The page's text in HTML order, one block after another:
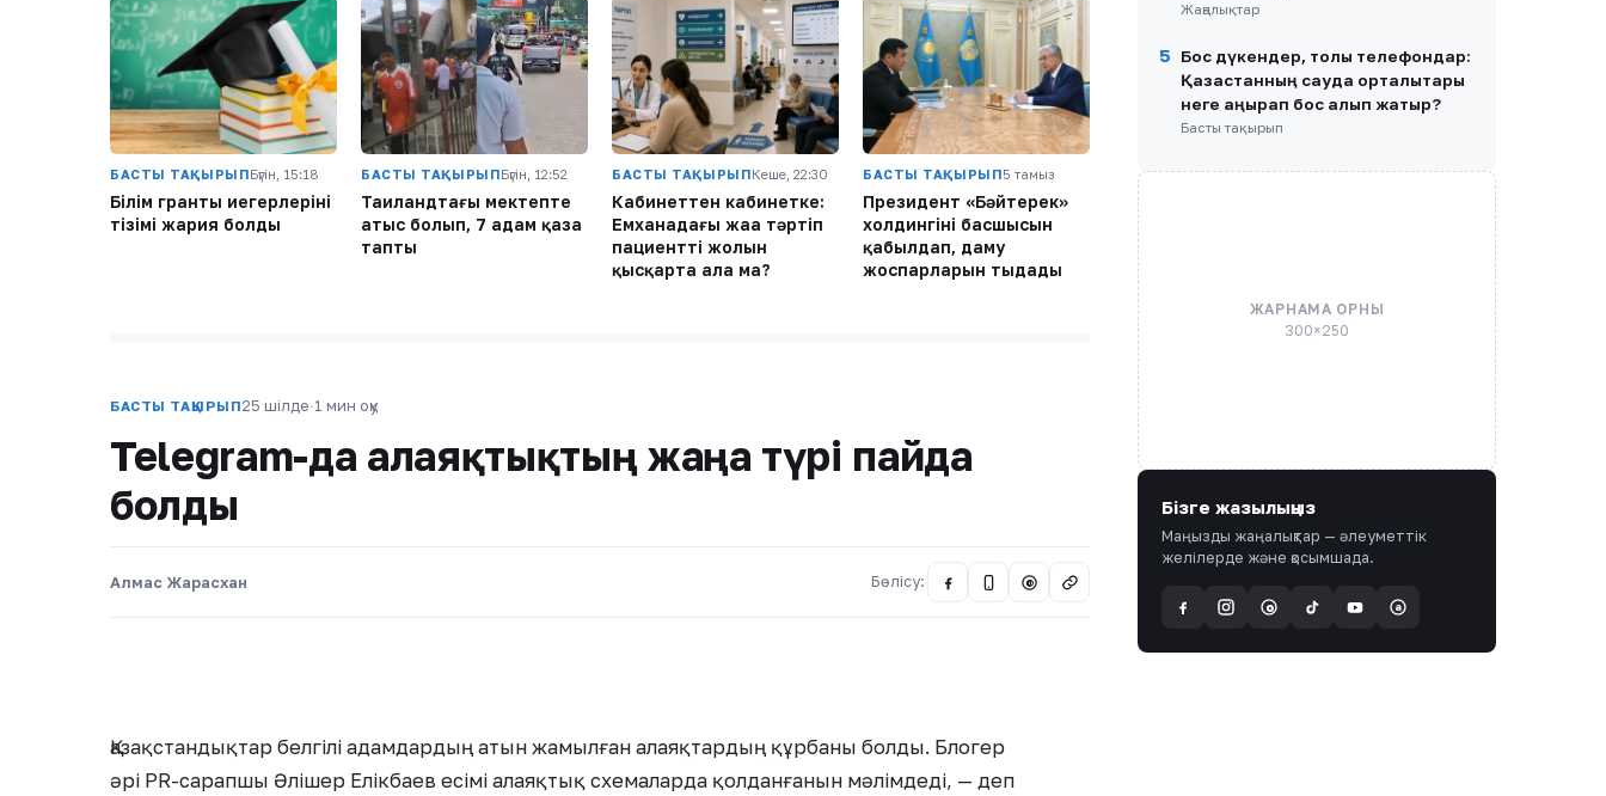
БАСТЫ ТАҚЫРЫПБүгін, 15:18
Білім гранты иегерлерінің
тізімі жария болды
БАСТЫ ТАҚЫРЫПБүгін, 12:52
Таиландтағы мектепте
атыс болып, 7 адам қаза
тапты
БАСТЫ ТАҚЫРЫПКеше, 22:30
Кабинеттен кабинетке:
Емханадағы жаңа тәртіп
пациенттің жолын
қысқарта ала ма?
БАСТЫ ТАҚЫРЫП5 тамыз
Президент «Бәйтерек»
холдингінің басшысын
қабылдап, даму
жоспарларын тыңдады
БАСТЫ ТАҚЫРЫП25 шілде·1 мин оқу
Telegram-да алаяқтықтың жаңа түрі пайда
болды
Алмас Жарасхан Бөлісу: @
Қазақстандықтар белгілі адамдардың атын жамылған алаяқтардың құрбаны болды. Блогер
әрі PR-сарапшы Әлішер Елікбаев есімі алаяқтық схемаларда қолданғанын мәлімдеді, — деп
Жаңалықтар
5
Бос дүкендер, толы телефондар:
Қазақстанның сауда орталықтары
неге қаңырап бос қалып жатыр?
Басты тақырып
ЖАРНАМА ОРНЫ
300×250
Бізге жазылыңыз
Маңызды жаңалықтар — әлеуметтік
желілерде және қосымшада.
@ a